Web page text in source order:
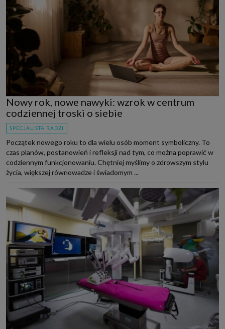
Nowy rok, nowe nawyki: wzrok w centrum
codziennej troski o siebie
SPECJALISTA RADZI
Początek nowego roku to dla wielu osób moment symboliczny. To
czas planów, postanowień i refleksji nad tym, co można poprawić w
codziennym funkcjonowaniu. Chętniej myślimy o zdrowszym stylu
życia, większej równowadze i świadomym ...